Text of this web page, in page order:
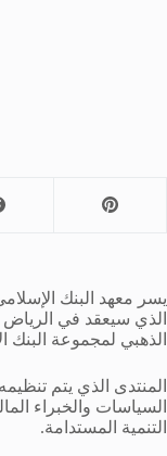
يسر معهد البنك
الذهبي لمجموعة البنك
المنتدى الذي يتم
السياسات والخبراء
التنمية المستدامة.